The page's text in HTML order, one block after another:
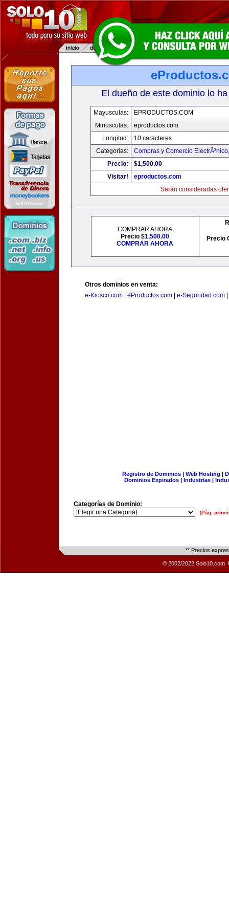
El dueño de este dominio lo
Mayusculas:
EPRODUCTOS.COM
Minusculas:
eproductos.com
Longitud:
10 caracteres
Categorias:
Compras y Comercio ElectrÃ³nico
Precio:
$1,500.00
Visitar!
eproductos.com
Serán consideradas
COMPRAR AHORA
Precio $1,500.00
COMPRAR AHORA
Precio
Otros dominios en venta:
e-Kiosco.com
eProductos.com e-Seguridad.com
Registro de Dominios| Web Hosting |
Dominios Expirados | Industrias |
Categorías de Dominio:
[Pág.
** Precios
© 2002/2022 Solo10.com